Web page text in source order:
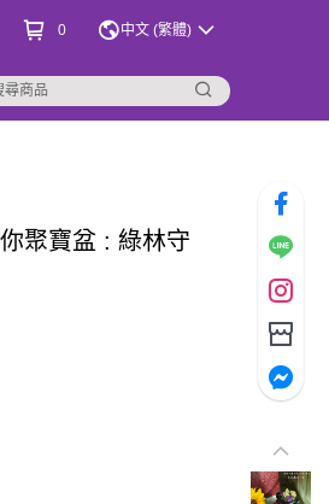
0 中文 (繁體)
聚寶盆 : 綠林守